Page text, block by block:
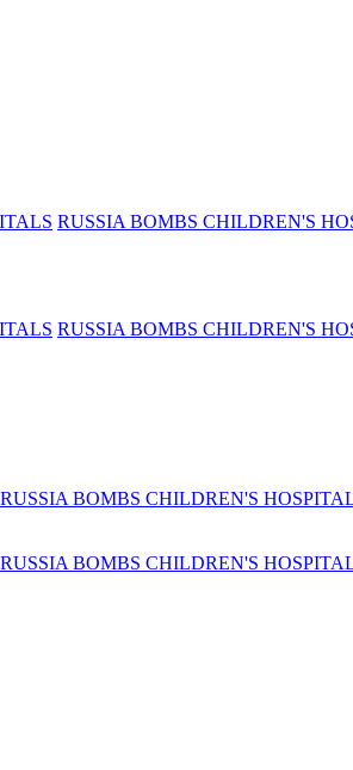
RUSSIA BOMBS CHILDREN'S
RUSSIA BOMBS CHILDREN'S
RUSSIA BOMBS CHILDREN'S
RUSSIA BOMBS CHILDREN'S